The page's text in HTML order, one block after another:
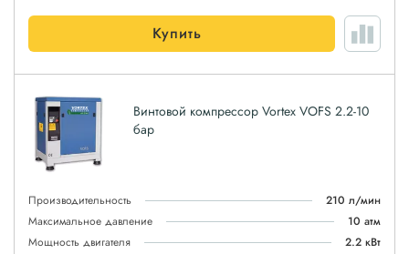
Купить
Винтовой компрессор Vortex VOFS 2.2-10
бар
Производительность
210 л/мин
Максимальное давление
10 атм
Мощность двигателя
2.2 кВт